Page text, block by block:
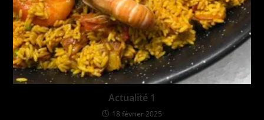
Actualité 1
18 février 2025